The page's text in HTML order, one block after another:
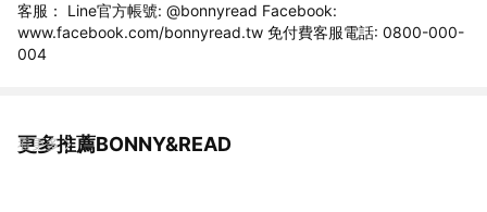
客服： Line官方帳號: @bonnyread Facebook:
www.facebook.com/bonnyread.tw 免付費客服電話: 0800-000-
004
更多推薦BONNY&READ
看更多